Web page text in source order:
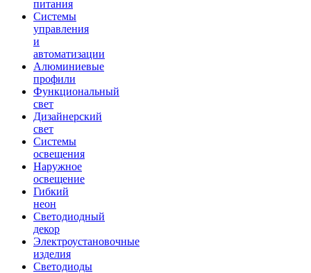
питания
Системы
управления
и
автоматизации
Алюминиевые
профили
Функциональный
свет
Дизайнерский
свет
Системы
освещения
Наружное
освещение
Гибкий
неон
Светодиодный
декор
Электроустановочные
изделия
Светодиоды